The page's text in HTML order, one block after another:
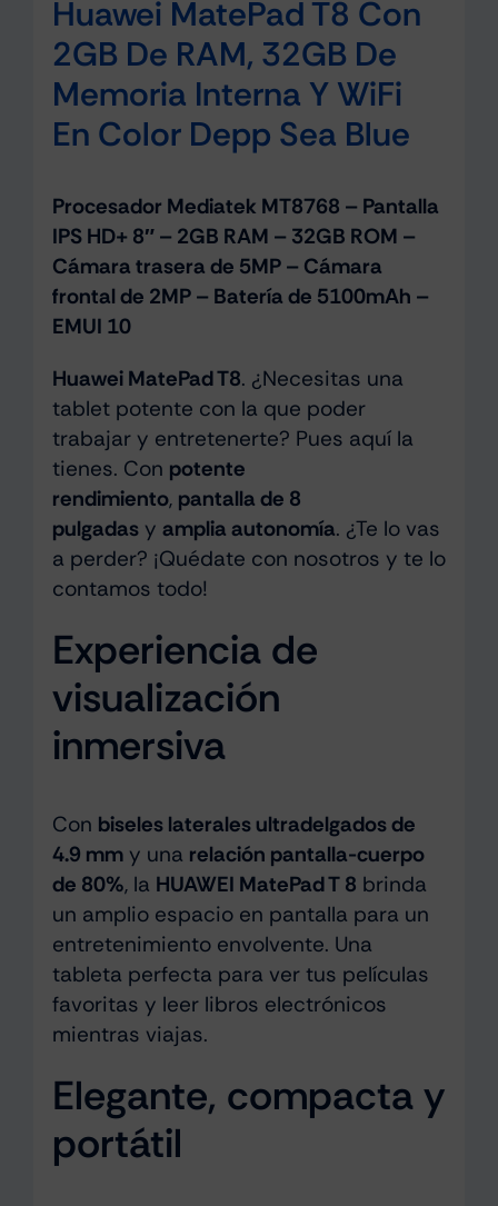
Huawei MatePad T8 Con
2GB De RAM, 32GB De
Memoria Interna Y WiFi
En Color Depp Sea Blue
Procesador Mediatek MT8768 – Pantalla
IPS HD+ 8″ – 2GB RAM – 32GB ROM –
Cámara trasera de 5MP – Cámara
frontal de 2MP – Batería de 5100mAh –
EMUI 10
Huawei MatePad T8. ¿Necesitas una
tablet potente con la que poder
trabajar y entretenerte? Pues aquí la
tienes. Con potente
rendimiento, pantalla de 8
pulgadasy amplia autonomía. ¿Te lo vas
a perder? ¡Quédate con nosotros y te lo
contamos todo!
Experiencia de
visualización
inmersiva
Con biseles laterales ultradelgados de
4.9 mmy una relación pantalla-cuerpo
de 80%, la HUAWEI MatePad T 8 brinda
un amplio espacio en pantalla para un
entretenimiento envolvente. Una
tableta perfecta para ver tus películas
favoritas y leer libros electrónicos
mientras viajas.
Elegante, compacta y
portátil